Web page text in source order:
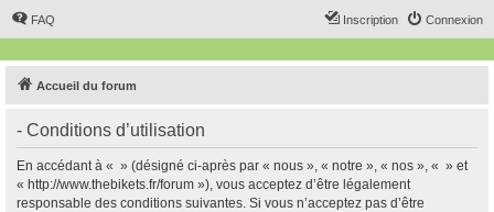
FAQ Connexion
Inscription
Accueil du forum
- Conditions d’utilisation
En accédant à « » (désigné ci-après par « nous », « notre », « nos », « » et
« http://www.thebikets.fr/forum »), vous acceptez d’être légalement
responsable des conditions suivantes. Si vous n’acceptez pas d’être